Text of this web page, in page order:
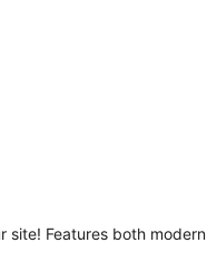
site! Features both modern